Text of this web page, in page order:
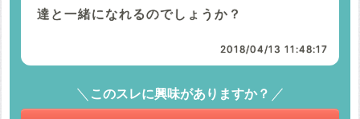
達と一緒になれるのでしょうか？
2018/04/13 11:48:17
このスレに興味がありますか？